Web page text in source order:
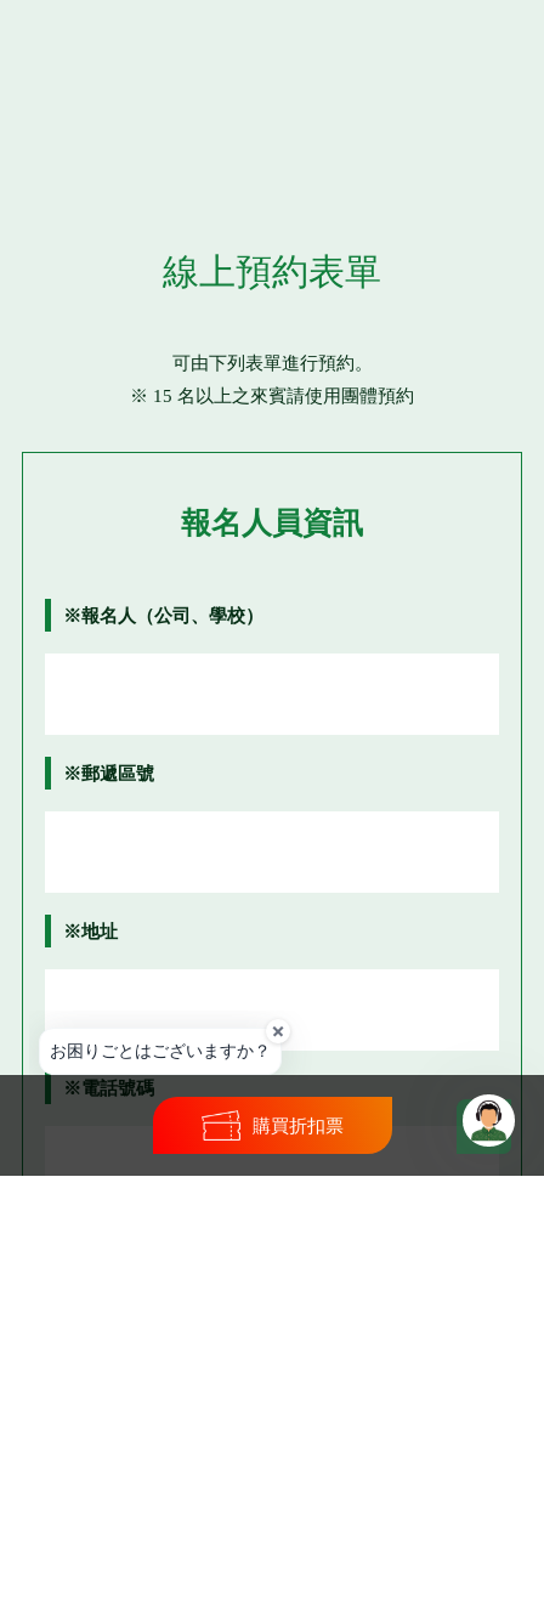
購買折扣票
線上預約表單
可由下列表單進行預約。
※ 15 名以上之來賓請使用團體預約
報名人員資訊
※報名人（公司、學校）
※郵遞區號
※地址
※電話號碼